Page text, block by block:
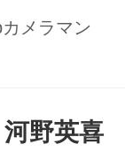
りの撮影小
ァインダー
メラマン
野英喜